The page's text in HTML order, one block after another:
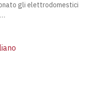
gli elettrodomestici